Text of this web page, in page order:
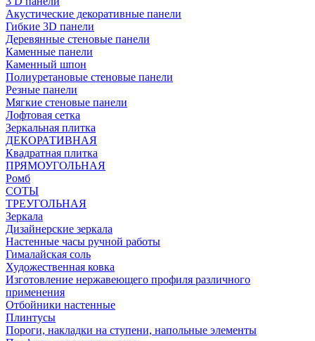
Акустические декоративные панели
Гибкие 3D панели
Деревянные стеновые панели
Каменные панели
Каменный шпон
Полиуретановые стеновые панели
Резные панели
Мягкие стеновые панели
Лофтовая сетка
Зеркальная плитка
ДЕКОРАТИВНАЯ
Квадратная плитка
ПРЯМОУГОЛЬНАЯ
Ромб
СОТЫ
ТРЕУГОЛЬНАЯ
Зеркала
Дизайнерские зеркала
Настенные часы ручной работы
Гималайская соль
Художественная ковка
Изготовление нержавеющего профиля различного
применения
Отбойники настенные
Плинтусы
Пороги, накладки на ступени, напольные элементы